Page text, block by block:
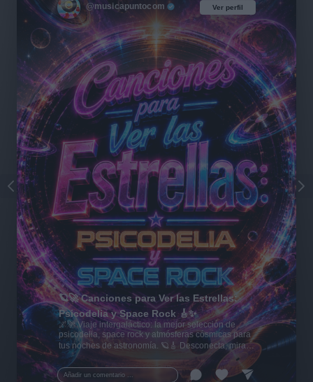
Ver perfil
@musicapuntocom Ver perfil
Añadir un comentario ...
🪐🚀 Canciones para Ver las Estrellas:
Psicodelia y Space Rock 🎸✨
🌌🚀 Viaje intergaláctico: la mejor selección de
psicodelia, space rock y atmósferas cósmicas para
tus noches de astronomía. 🪐🎸 Desconecta, mira
al firmamento y siente la gravedad cero. 💾 ¡Guarda
esta colección para tu próxima noche estrellada!
✨⭐